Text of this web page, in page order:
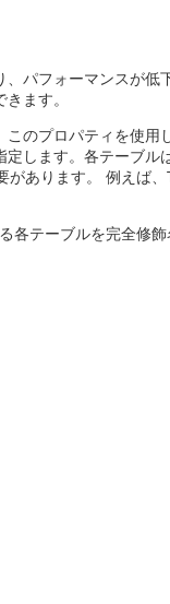
パフォーマンスが低
ます。
のプロパティを使用
します。各テーブル
があります。 例えば
各テーブルを完全修